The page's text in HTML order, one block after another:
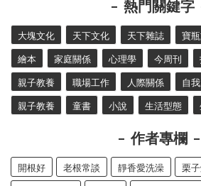
熱門關鍵字
大塊文化 天下文化 天下雜誌 寶
繪本 家庭關係 心理學 今周刊
親子教養 職場工作 人際關係 自
親子教養 童書 小說 生活型態
作者專欄
開根好 老根常談 靜香愛洗澡 栗